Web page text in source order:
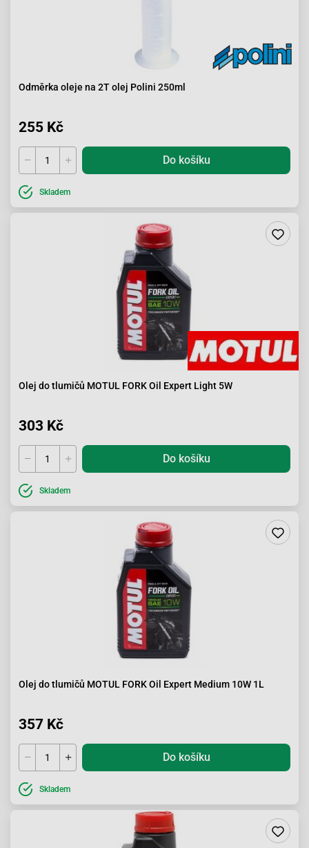
Odměrka oleje na 2T olej Polini 250ml
255 Kč
Do košíku
Skladem
Olej do tlumičů MOTUL FORK Oil Expert Light 5W
303 Kč
Do košíku
Skladem
Olej do tlumičů MOTUL FORK Oil Expert Medium 10W 1L
357 Kč
Do košíku
Skladem